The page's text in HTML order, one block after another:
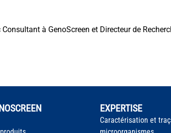
à GenoScreen et Directeur de
EXPERTISE
Caractérisation et